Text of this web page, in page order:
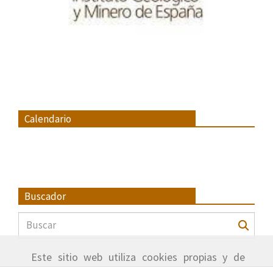
Este sitio web utiliza cookies propias y de
Calendario
Buscador